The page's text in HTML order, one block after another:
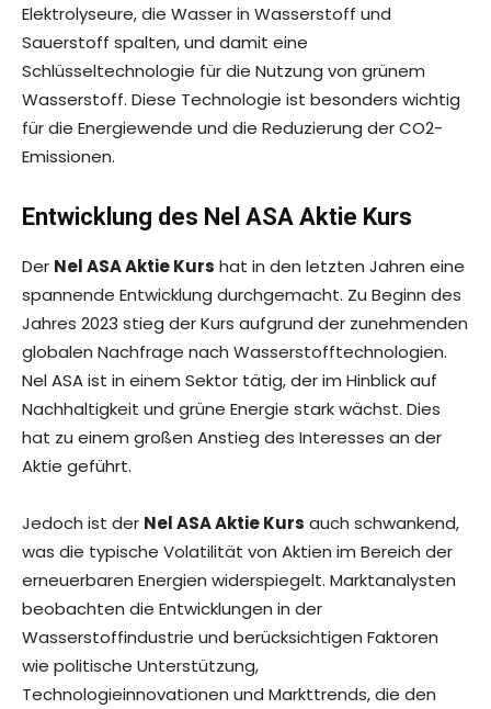
Elektrolyseure, die Wasser in Wasserstoff und
Sauerstoff spalten, und damit eine
Schlüsseltechnologie für die Nutzung von grünem
Wasserstoff. Diese Technologie ist besonders wichtig
für die Energiewende und die Reduzierung der CO2-
Emissionen.
Entwicklung des Nel ASA Aktie Kurs
Der Nel ASA Aktie Kurs hat in den letzten Jahren eine
spannende Entwicklung durchgemacht. Zu Beginn des
Jahres 2023 stieg der Kurs aufgrund der zunehmenden
globalen Nachfrage nach Wasserstofftechnologien.
Nel ASA ist in einem Sektor tätig, der im Hinblick auf
Nachhaltigkeit und grüne Energie stark wächst. Dies
hat zu einem großen Anstieg des Interesses an der
Aktie geführt.
Jedoch ist der Nel ASA Aktie Kurs auch schwankend,
was die typische Volatilität von Aktien im Bereich der
erneuerbaren Energien widerspiegelt. Marktanalysten
beobachten die Entwicklungen in der
Wasserstoffindustrie und berücksichtigen Faktoren
wie politische Unterstützung,
Technologieinnovationen und Markttrends, die den